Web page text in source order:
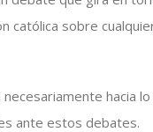
católica sobre
hacia
ante estos debates.